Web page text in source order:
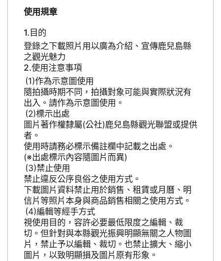
使用規章
目的
登錄之下載照片用以廣為介紹、宣傳鹿兒島縣
之觀光魅力
使用注意事項
作為示意圖使用
隨拍攝時期不同，拍攝對象可能與實際狀況有
出入。請作為示意圖使用。
標示出處
圖片著作權隸屬(公社)鹿兒島縣觀光聯盟或提供
者。
使用時請務必標示備註欄中記載之出處。
(※出處標示內容隨圖片而異)
禁止使用
禁止違反公序良俗之使用方式。
下載圖片資料禁止用於銷售、租賃或月曆、明
信片等照片本身與商品銷售相關之使用方式。
編輯等經手方式
視使用目的，容許必要最低限度之編輯、裁
切。但針對與本縣觀光振興明顯無關之人物圖
片，禁止予以編輯、裁切。也禁止擴大、縮小
圖片，以致明顯損及圖片原有形象。